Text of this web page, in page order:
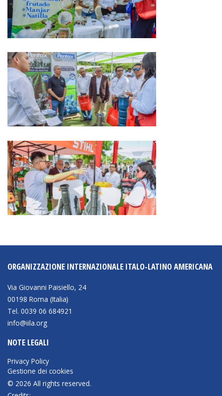
ORGANIZZAZIONE INTERNAZIONALE ITALO-LATINO AMERICANA
Via Giovanni Paisiello, 24
00198 Roma (Italia)
Tel. 0039 06 684921
info@iila.org
NOTE LEGALI
Privacy Policy
Gestione dei cookies
© 2026 All rights reserved.